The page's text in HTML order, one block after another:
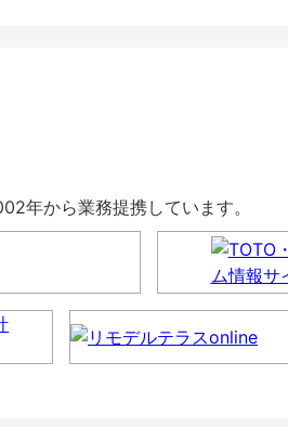
年から業務提携しています。